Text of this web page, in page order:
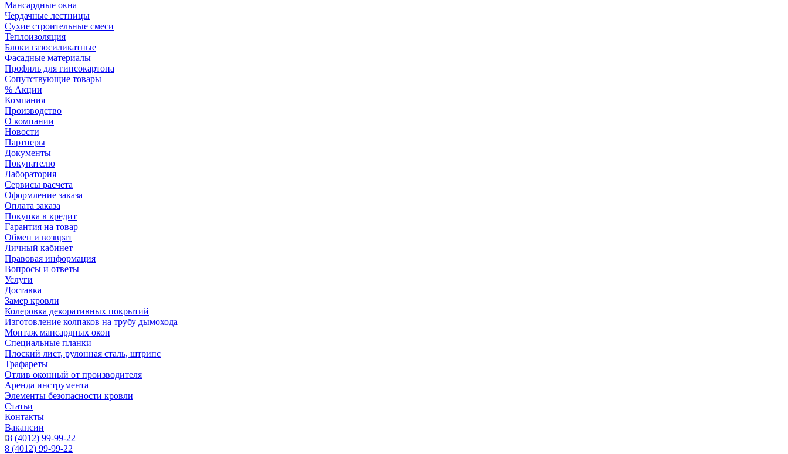
Мансардные окна
Чердачные лестницы
Сухие строительные смеси
Теплоизоляция
Блоки газосиликатные
Фасадные материалы
Профиль для гипсокартона
Сопутствующие товары
% Акции
Компания
Производство
О компании
Новости
Партнеры
Документы
Покупателю
Лаборатория
Сервисы расчета
Оформление заказа
Оплата заказа
Покупка в кредит
Гарантия на товар
Обмен и возврат
Личный кабинет
Правовая информация
Вопросы и ответы
Услуги
Доставка
Замер кровли
Колеровка декоративных покрытий
Изготовление колпаков на трубу дымохода
Монтаж мансардных окон
Специальные планки
Плоский лист, рулонная сталь, штрипс
Трафареты
Отлив оконный от производителя
Аренда инструмента
Элементы безопасности кровли
Статьи
Контакты
Вакансии
8 (4012) 99-99-22
8 (4012) 99-99-22